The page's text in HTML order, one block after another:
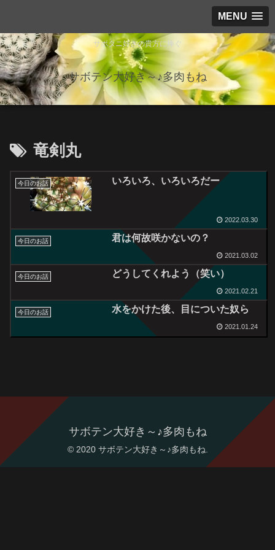
MENU
サボタニ好きの貴方に捧ぐ
サボテン大好き～♪多肉もね
竜剣丸
今日のお話 いろいろ、いろいろだー
2022.03.30
今日のお話 君は何故咲かないの？
2021.03.02
今日のお話 どうしてくれよう（笑い）
2021.02.21
今日のお話 水をかけた後、目についた奴ら
2021.01.24
サボテン大好き～♪多肉もね
© 2020 サボテン大好き～♪多肉もね.